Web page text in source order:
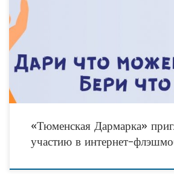
Социальный вещевой обменник «Тюменская
объявляет о запуске нового онлайн-флэшмоба.
руководитель АНО «Помощь рядом» Татьяна
«Тюменская Дармарка»
участию в интернет-